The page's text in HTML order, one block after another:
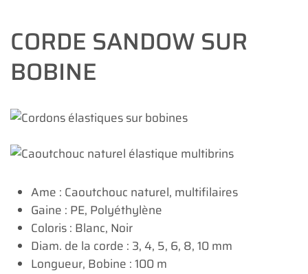
CORDE SANDOW SUR
BOBINE
Ame : Caoutchouc naturel, multifilaires
Gaine : PE, Polyéthylène
Coloris : Blanc, Noir
Diam. de la corde : 3, 4, 5, 6, 8, 10 mm
Longueur, Bobine : 100 m